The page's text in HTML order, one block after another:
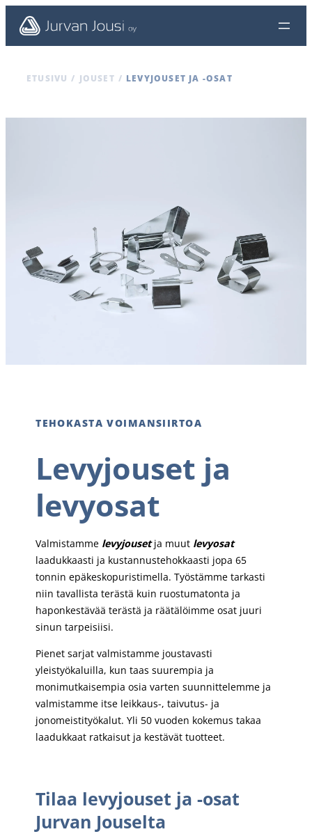
ETUSIVU / JOUSET / LEVYJOUSET JA -OSAT
TEHOKASTA VOIMANSIIRTOA
Levyjouset ja
levyosat
Valmistamme levyjousetja muut levyosat
laadukkaasti ja kustannustehokkaasti jopa 65
tonnin epäkeskopuristimella. Työstämme tarkasti
niin tavallista terästä kuin ruostumatonta ja
haponkestävää terästä ja räätälöimme osat juuri
sinun tarpeisiisi.
Pienet sarjat valmistamme joustavasti
yleistyökaluilla, kun taas suurempia ja
monimutkaisempia osia varten suunnittelemme ja
valmistamme itse leikkaus-, taivutus- ja
jonomeistityökalut. Yli 50 vuoden kokemus takaa
laadukkaat ratkaisut ja kestävät tuotteet.
Tilaa levyjouset ja -osat
Jurvan Jouselta